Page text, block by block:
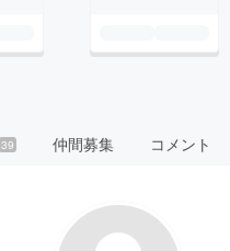
39 仲間募集 コメント